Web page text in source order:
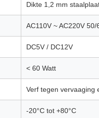
Dikte 1,2 mm
AC110V ~ AC220V 50/
DC5V / DC12V
< 60 Watt
Verf tegen vervaaging
-20°C tot +80°C